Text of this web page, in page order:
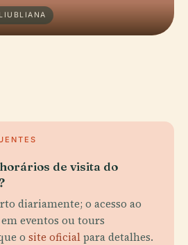
de visita do
diariamente; o acesso ao
eventos ou tours
o site oficialpara detalhes.